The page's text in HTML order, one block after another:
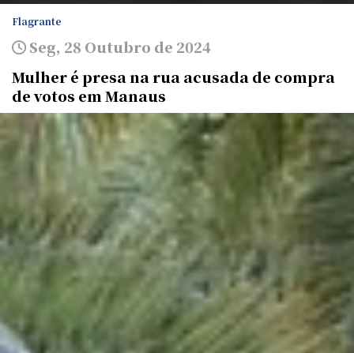
Flagrante
Seg, 28 Outubro de 2024
Mulher é presa na rua acusada de compra
de votos em Manaus